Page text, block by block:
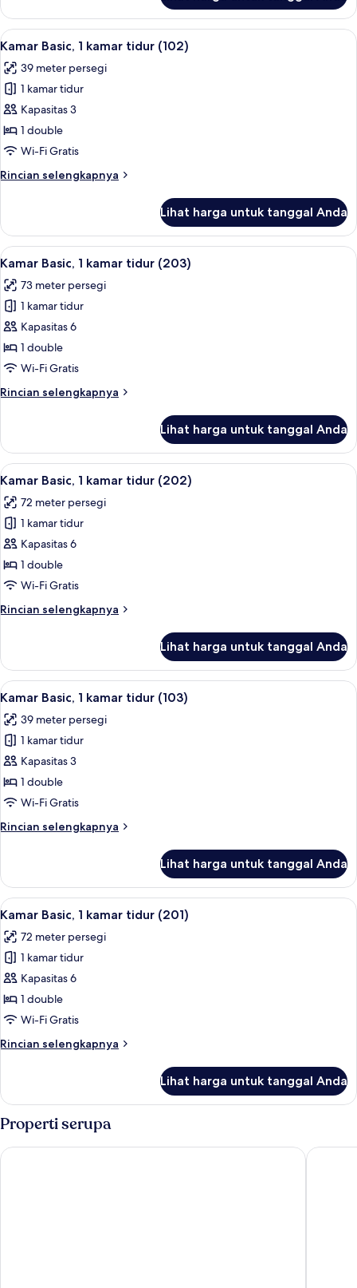
Kamar
Basic,
1
tidur
(101)
Lihat
semua
foto
untuk
Kamar
Basic,
1
tidur
10
Kamar Basic, 1 kamar tidur (102)
39 meter persegi
1 kamar tidur
Kapasitas 3
1 double
Wi-Fi Gratis
Rincian selengkapnya
Rincian
Kamar
Basic,
1
tidur
(102)
Lihat harga untuk tanggal Anda
Lihat
semua
foto
untuk
Kamar
Basic,
1
tidur
Kamar Basic, 1 kamar tidur (203) | 1
11
Kamar Basic, 1 kamar tidur (203)
73 meter persegi
1 kamar tidur
Kapasitas 6
1 double
Wi-Fi Gratis
Rincian selengkapnya
Rincian
Kamar
Basic,
1
tidur
(203)
Lihat harga untuk tanggal Anda
Lihat
semua
foto
untuk
Kamar
Basic,
1
tidur
Kamar Basic, 1 kamar tidur (202) | 1
12
Kamar Basic, 1 kamar tidur (202)
72 meter persegi
1 kamar tidur
Kapasitas 6
1 double
Wi-Fi Gratis
Rincian selengkapnya
Rincian
Kamar
Basic,
1
tidur
(202)
Lihat harga untuk tanggal Anda
Lihat
semua
foto
untuk
Kamar
Basic,
1
tidur
10
Kamar Basic, 1 kamar tidur (103)
39 meter persegi
1 kamar tidur
Kapasitas 3
1 double
Wi-Fi Gratis
Rincian selengkapnya
Rincian
Kamar
Basic,
1
tidur
(103)
Lihat harga untuk tanggal Anda
Lihat
semua
foto
untuk
Kamar
Basic,
1
tidur
Kamar Basic, 1 kamar tidur (201) | 1
11
Kamar Basic, 1 kamar tidur (201)
72 meter persegi
1 kamar tidur
Kapasitas 6
1 double
Wi-Fi Gratis
Rincian selengkapnya
Rincian
Kamar
Basic,
1
kamar
tidur
Lihat harga untuk tanggal Anda
Properti serupa
Aerang and Baebijang's House The